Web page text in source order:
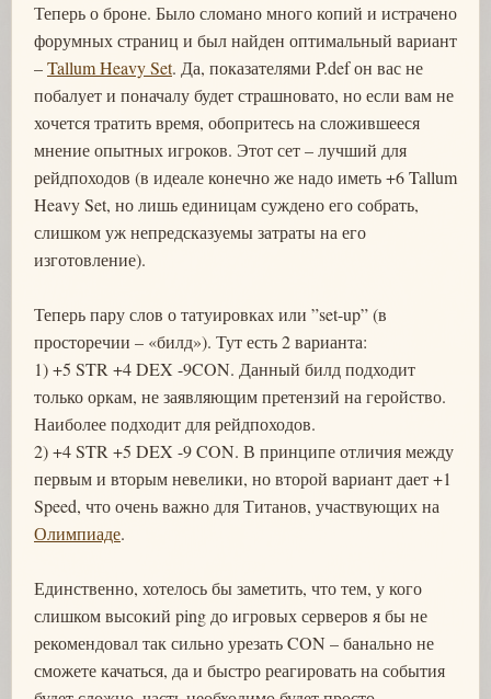
Теперь о броне. Было сломано много копий и истрачено
форумных страниц и был найден оптимальный вариант
–Tallum Heavy Set. Да, показателями P.def он вас не
побалует и поначалу будет страшновато, но если вам не
хочется тратить время, обопритесь на сложившееся
мнение опытных игроков. Этот сет – лучший для
рейдпоходов (в идеале конечно же надо иметь +6 Tallum
Heavy Set, но лишь единицам суждено его собрать,
слишком уж непредсказуемы затраты на его
изготовление).
Теперь пару слов о татуировках или ”set-up” (в
просторечии – «билд»). Тут есть 2 варианта:
1) +5 STR +4 DEX -9CON. Данный билд подходит
только оркам, не заявляющим претензий на геройство.
Наиболее подходит для рейдпоходов.
2) +4 STR +5 DEX -9 CON. В принципе отличия между
первым и вторым невелики, но второй вариант дает +1
Speed, что очень важно для Титанов, участвующих на
Олимпиаде.
Единственно, хотелось бы заметить, что тем, у кого
слишком высокий ping до игровых серверов я бы не
рекомендовал так сильно урезать CON – банально не
сможете качаться, да и быстро реагировать на события